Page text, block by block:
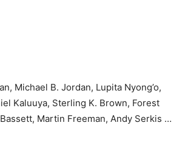
Michael B. Jordan, Lupita Nyong’o,
Kaluuya, Sterling K. Brown, Forest
Martin Freeman, Andy Serkis …